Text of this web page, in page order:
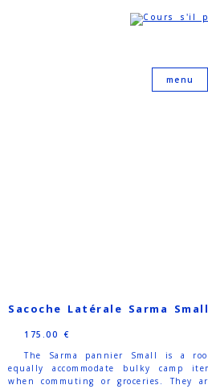
Sacoche Latérale Sarma
175.00 €
The Sarma pannier Small is a
equally accommodate bulky camp
when commuting or groceries. They